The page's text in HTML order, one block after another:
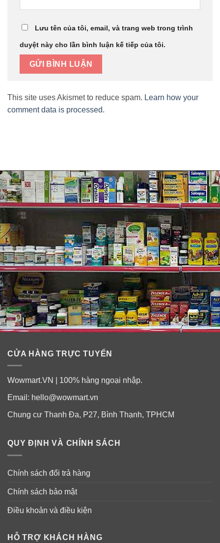
Lưu tên của tôi, email, và trang web trong trình
duyệt này cho lần bình luận kế tiếp của tôi.
This site uses Akismet to reduce spam. Learn how your
comment data is processed.
CỬA HÀNG TRỰC TUYẾN
Wowmart.VN | 100% hàng ngoại nhập.
Email: hello@wowmart.vn
Chung cư Thanh Đa, P27, Bình Thạnh, TPHCM
QUY ĐỊNH VÀ CHÍNH SÁCH
Chính sách đổi trả hàng
Chính sách bảo mật
Điều khoản và điều kiện
HỖ TRỢ KHÁCH HÀNG